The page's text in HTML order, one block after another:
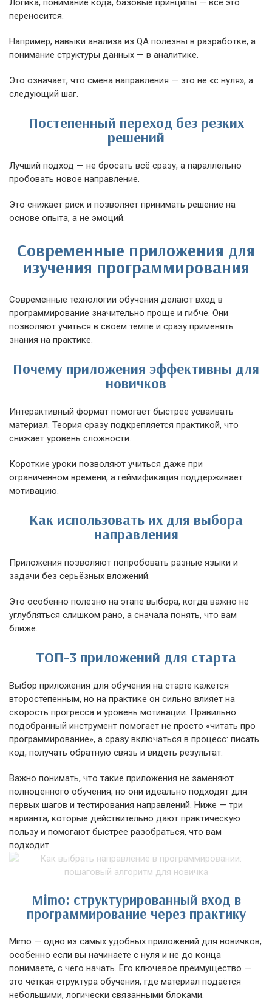
Логика, понимание кода, базовые принципы — всё это
переносится.
Например, навыки анализа из QA полезны в разработке, а
понимание структуры данных — в аналитике.
Это означает, что смена направления — это не «с нуля», а
следующий шаг.
Постепенный переход без резких
решений
Лучший подход — не бросать всё сразу, а параллельно
пробовать новое направление.
Это снижает риск и позволяет принимать решение на
основе опыта, а не эмоций.
Современные приложения для
изучения программирования
Современные технологии обучения делают вход в
программирование значительно проще и гибче. Они
позволяют учиться в своём темпе и сразу применять
знания на практике.
Почему приложения эффективны для
новичков
Интерактивный формат помогает быстрее усваивать
материал. Теория сразу подкрепляется практикой, что
снижает уровень сложности.
Короткие уроки позволяют учиться даже при
ограниченном времени, а геймификация поддерживает
мотивацию.
Как использовать их для выбора
направления
Приложения позволяют попробовать разные языки и
задачи без серьёзных вложений.
Это особенно полезно на этапе выбора, когда важно не
углубляться слишком рано, а сначала понять, что вам
ближе.
ТОП-3 приложений для старта
Выбор приложения для обучения на старте кажется
второстепенным, но на практике он сильно влияет на
скорость прогресса и уровень мотивации. Правильно
подобранный инструмент помогает не просто «читать про
программирование», а сразу включаться в процесс: писать
код, получать обратную связь и видеть результат.
Важно понимать, что такие приложения не заменяют
полноценного обучения, но они идеально подходят для
первых шагов и тестирования направлений. Ниже — три
варианта, которые действительно дают практическую
пользу и помогают быстрее разобраться, что вам
подходит.
Mimo: структурированный вход в
программирование через практику
Mimo — одно из самых удобных приложений для новичков,
особенно если вы начинаете с нуля и не до конца
понимаете, с чего начать. Его ключевое преимущество —
это чёткая структура обучения, где материал подаётся
небольшими, логически связанными блоками.